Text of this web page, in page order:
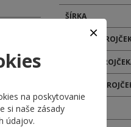
ŠÍRKA
POHON
MODEL
KALIBER
na poskytovanie
si naše zásady
údajov.